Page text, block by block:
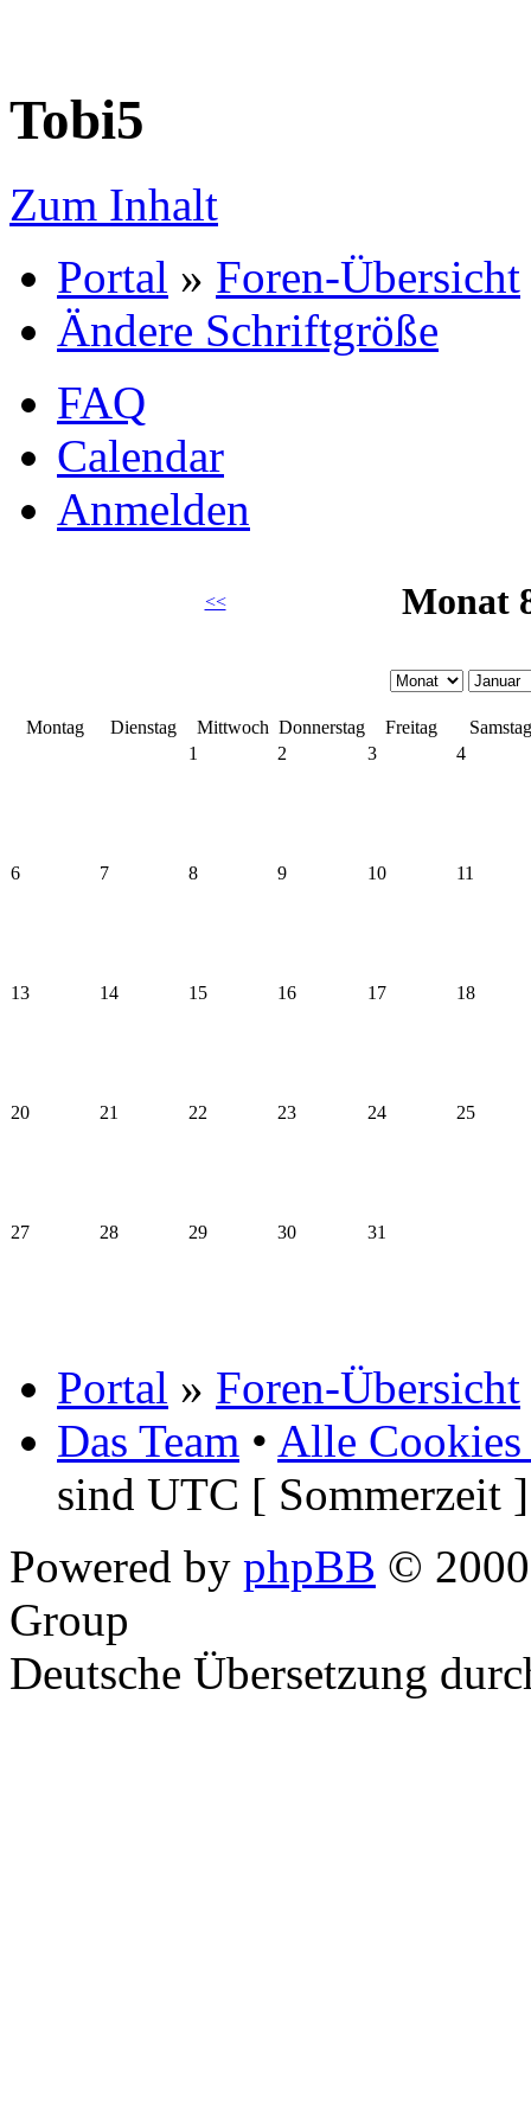
Tobi5
Zum Inhalt
Portal » Foren-Übersicht
Ändere Schriftgröße
FAQ
Calendar
Anmelden
<< Monat
Montag Dienstag Mittwoch Donnerstag Freitag
Samstag
1
2 3 4
6 7 8 9 10 11
13 14 15 16 17 18
20 21 22 23 24 25
27 28 29 30 31
Portal » Foren-Übersicht
Das Team • Alle Cookies
sind UTC [ Sommerzeit ]
Powered by phpBB ©
Group
Deutsche Übersetzung